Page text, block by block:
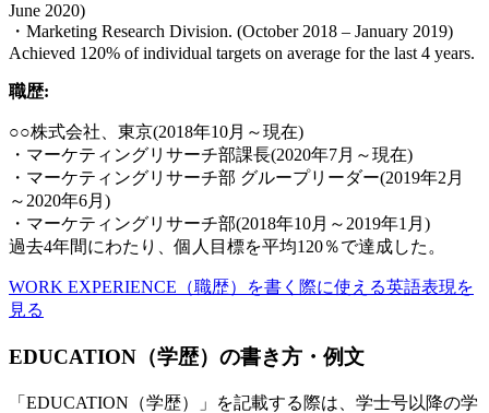
June 2020)
・Marketing Research Division. (October 2018 – January 2019)
Achieved 120% of individual targets on average for the last 4 years.
職歴:
○○株式会社、東京(2018年10月～現在)
・マーケティングリサーチ部課長(2020年7月～現在)
・マーケティングリサーチ部 グループリーダー(2019年2月
～2020年6月)
・マーケティングリサーチ部(2018年10月～2019年1月)
過去4年間にわたり、個人目標を平均120％で達成した。
WORK EXPERIENCE（職歴）を書く際に使える英語表現を
見る
EDUCATION（学歴）の書き方・例文
「EDUCATION（学歴）」を記載する際は、学士号以降の学